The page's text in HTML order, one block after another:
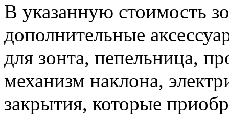
В указанную стоимость
дополнительные
для зонта, пепельница,
механизм наклона,
закрытия, которые